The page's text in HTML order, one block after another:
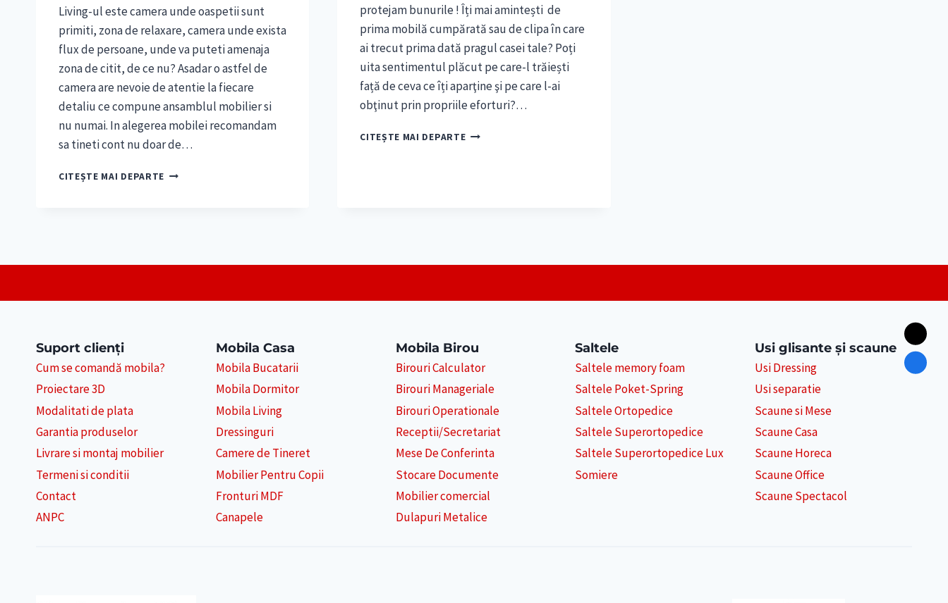
Living-ul este camera unde oaspetii sunt
primiti, zona de relaxare, camera unde exista
flux de persoane, unde va puteti amenaja
zona de citit, de ce nu? Asadar o astfel de
camera are nevoie de atentie la fiecare
detaliu ce compune ansamblul mobilier si
nu numai. In alegerea mobilei recomandam
sa tineti cont nu doar de…
CITEȘTE MAI DEPARTEMOBILA
protejam bunurile ! Îți mai amintești de
prima mobilă cumpărată sau de clipa în care
ai trecut prima dată pragul casei tale? Poți
uita sentimentul plăcut pe care-l trăiești
față de ceva ce îți aparţine şi pe care l-ai
obţinut prin propriile eforturi?…
CITEȘTE MAI DEPARTECUMPARA
Suport clienți
Cum se comandă mobila?
Proiectare 3D
Modalitati de plata
Garantia produselor
Livrare si montaj mobilier
Termeni si conditii
Contact
ANPC
Mobila Casa
Mobila Bucatarii
Mobila Dormitor
Mobila Living
Dressinguri
Camere de Tineret
Mobilier Pentru Copii
Fronturi MDF
Canapele
Mobila Birou
Birouri Calculator
Birouri Manageriale
Birouri Operationale
Receptii/Secretariat
Mese De Conferinta
Stocare Documente
Mobilier comercial
Dulapuri Metalice
Saltele
Saltele memory foam
Saltele Poket-Spring
Saltele Ortopedice
Saltele Superortopedice
Saltele Superortopedice Lux
Somiere
Usi glisante și scaune
Usi Dressing
Usi separatie
Scaune si Mese
Scaune Casa
Scaune Horeca
Scaune Office
Scaune Spectacol